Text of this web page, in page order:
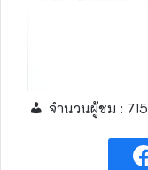
จำนวนผู้ชม : 715